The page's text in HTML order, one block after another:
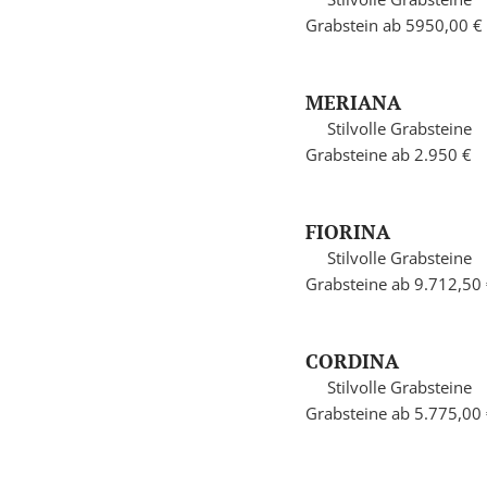
Grabstein ab 5950,00 €
MERIANA
Stilvolle Grabsteine
Grabsteine ab 2.950 €
FIORINA
Stilvolle Grabsteine
Grabsteine ab 9.712,50
CORDINA
Stilvolle Grabsteine
Grabsteine ab 5.775,00